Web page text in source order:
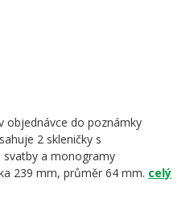
objednávce do poznámky
2 skleničky s
a monogramy
239 mm, průměr 64 mm. celý